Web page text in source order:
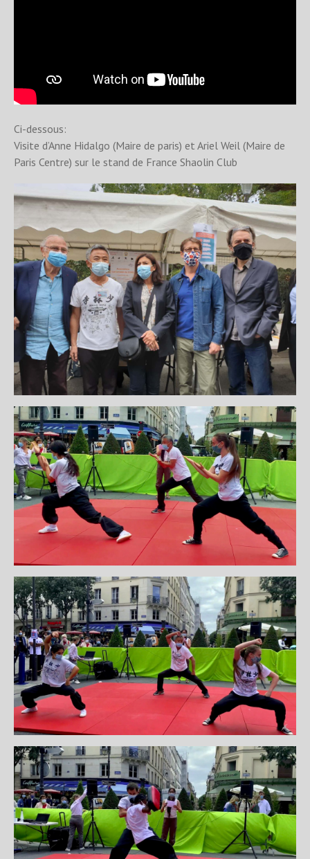
Ci-dessous:
Visite d’Anne Hidalgo (Maire de paris) et Ariel Weil (Maire de
Paris Centre) sur le stand de France Shaolin Club